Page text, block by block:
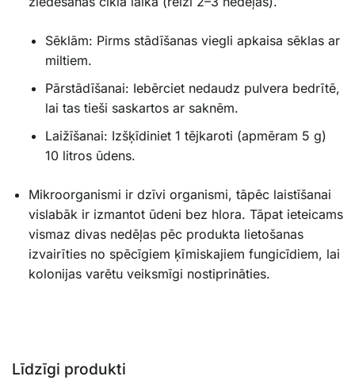
Sēklām: Pirms stādīšanas viegli apkaisa sēklas ar
miltiem.
Pārstādīšanai: Iebērciet nedaudz pulvera bedrītē,
lai tas tieši saskartos ar saknēm.
Laižīšanai: Izšķīdiniet 1 tējkaroti (apmēram 5 g)
10 litros ūdens.
Mikroorganismi ir dzīvi organismi, tāpēc laistīšanai
vislabāk ir izmantot ūdeni bez hlora. Tāpat ieteicams
vismaz divas nedēļas pēc produkta lietošanas
izvairīties no spēcīgiem ķīmiskajiem fungicīdiem, lai
kolonijas varētu veiksmīgi nostiprināties.
Līdzīgi produkti